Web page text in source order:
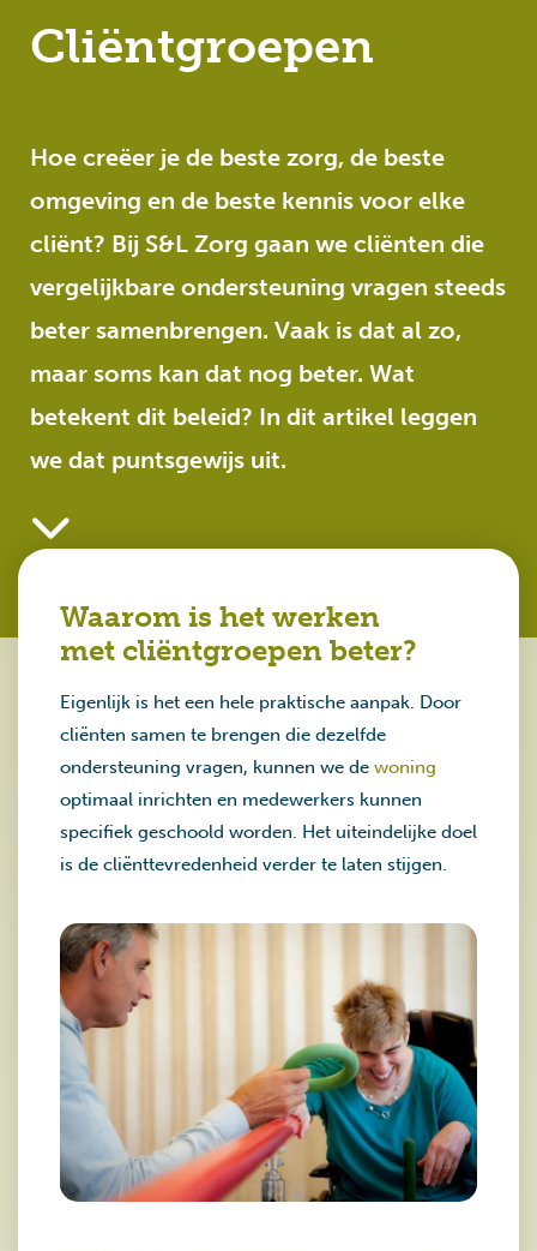
Cliëntgroepen
Hoe creëer je de beste zorg, de beste
omgeving en de beste kennis voor elke
cliënt? Bij S&L Zorg gaan we cliënten die
vergelijkbare ondersteuning vragen steeds
beter samenbrengen. Vaak is dat al zo,
maar soms kan dat nog beter. Wat
betekent dit beleid? In dit artikel leggen
we dat puntsgewijs uit.
Waarom is het werken
met cliëntgroepen beter?
Eigenlijk is het een hele praktische aanpak. Door
cliënten samen te brengen die dezelfde
ondersteuning vragen, kunnen we de woning
optimaal inrichten en medewerkers kunnen
specifiek geschoold worden. Het uiteindelijke doel
is de cliënttevredenheid verder te laten stijgen.